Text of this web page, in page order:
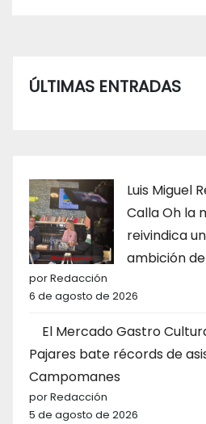
ÚLTIMAS ENTRADAS
Luis Miguel
Calla Oh la
reivindica
ambición
por Redacción
6 de agosto de 2026
El Mercado Gastro
Pajares bate récords de
Campomanes
por Redacción
5 de agosto de 2026